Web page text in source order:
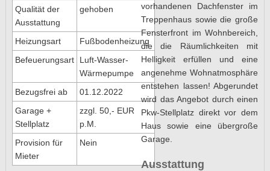
Qualität der
Ausstattung
gehoben
Heizungsart
Fußbodenheizung
Befeuerungsart
Luft-Wasser-
Wärmepumpe
Bezugsfrei ab
01.12.2022
Garage +
Stellplatz
zzgl. 50,- EUR
p.M.
Provision für
Mieter
Nein
vorhandenen Dachfenster im
Treppenhaus sowie die große
Fensterfront im Wohnbereich,
die die Räumlichkeiten mit
Helligkeit erfüllen und eine
angenehme Wohnatmosphäre
entstehen lassen! Abgerundet
wird das Angebot durch einen
Pkw-Stellplatz direkt vor dem
Haus sowie eine übergroße
Garage.
Ausstattung